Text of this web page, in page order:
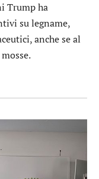
Trump ha
su legname,
anche se al